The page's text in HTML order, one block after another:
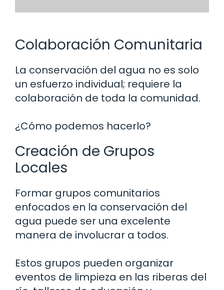
Colaboración Comunitaria
La conservación del agua no es solo
un esfuerzo individual; requiere la
colaboración de toda la comunidad.
¿Cómo podemos hacerlo?
Creación de Grupos
Locales
Formar grupos comunitarios
enfocados en la conservación del
agua puede ser una excelente
manera de involucrar a todos.
Estos grupos pueden organizar
eventos de limpieza en las riberas del